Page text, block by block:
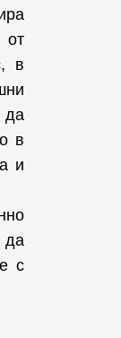
в
да
в
и
да
с